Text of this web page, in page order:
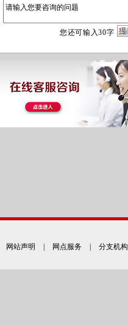
您还可输入30字
网站声明 网点服务 分支机构